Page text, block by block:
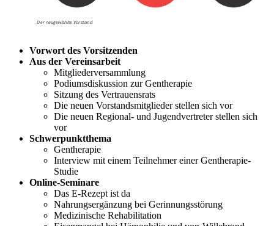
Vorwort des Vorsitzenden
Aus der Vereinsarbeit
Mitgliederversammlung
Podiumsdiskussion zur Gentherapie
Sitzung des Vertrauensrats
Die neuen Vorstandsmitglieder stellen sich vor
Die neuen Regional- und Jugendvertreter stellen sich
vor
Schwerpunktthema
Gentherapie
Interview mit einem Teilnehmer einer Gentherapie-
Studie
Online-Seminare
Das E-Rezept ist da
Nahrungsergänzung bei Gerinnungsstörung
Medizinische Rehabilitation